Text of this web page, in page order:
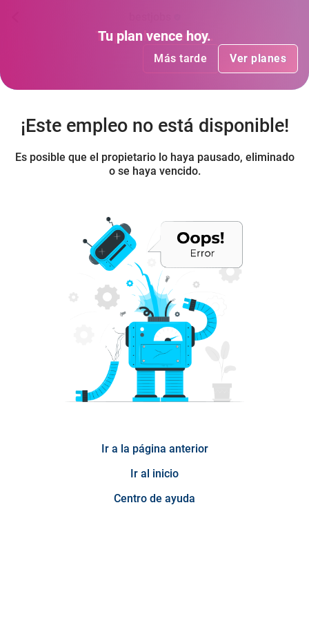
Tu plan ha vencido.
Más tarde Ver planes
Tu plan vence hoy.
Más tarde Ver planes
¡Este empleo no está disponible!
Es posible que el propietario lo haya pausado, eliminado
o se haya vencido.
Ir a la página anterior
Ir al inicio
Centro de ayuda